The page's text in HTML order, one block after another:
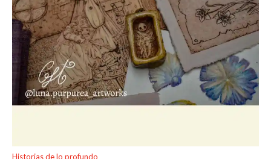
Historias de lo profundo